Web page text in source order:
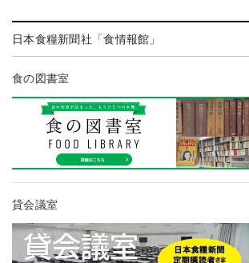
日本食糧新聞社「食情報館」
食の図書室
貸会議室